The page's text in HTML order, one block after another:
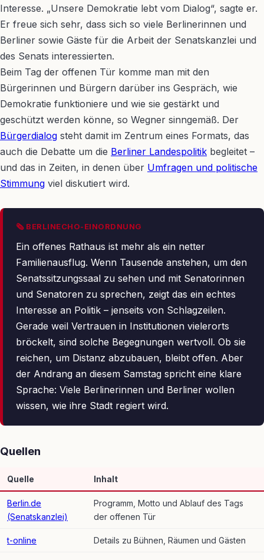
Interesse. „Unsere Demokratie lebt vom Dialog“, sagte er.
Er freue sich sehr, dass sich so viele Berlinerinnen und
Berliner sowie Gäste für die Arbeit der Senatskanzlei und
des Senats interessierten.
Beim Tag der offenen Tür komme man mit den
Bürgerinnen und Bürgern darüber ins Gespräch, wie
Demokratie funktioniere und wie sie gestärkt und
geschützt werden könne, so Wegner sinngemäß. Der
Bürgerdialog steht damit im Zentrum eines Formats, das
auch die Debatte um die Berliner Landespolitik begleitet –
und das in Zeiten, in denen über Umfragen und politische
Stimmung viel diskutiert wird.
🗞 BERLINECHO-EINORDNUNG
Ein offenes Rathaus ist mehr als ein netter
Familienausflug. Wenn Tausende anstehen, um den
Senatssitzungssaal zu sehen und mit Senatorinnen
und Senatoren zu sprechen, zeigt das ein echtes
Interesse an Politik – jenseits von Schlagzeilen.
Gerade weil Vertrauen in Institutionen vielerorts
bröckelt, sind solche Begegnungen wertvoll. Ob sie
reichen, um Distanz abzubauen, bleibt offen. Aber
der Andrang an diesem Samstag spricht eine klare
Sprache: Viele Berlinerinnen und Berliner wollen
wissen, wie ihre Stadt regiert wird.
Quellen
Quelle Inhalt
Berlin.de
(Senatskanzlei)
Programm, Motto und Ablauf des Tags
der offenen Tür
t-online Details zu Bühnen, Räumen und Gästen